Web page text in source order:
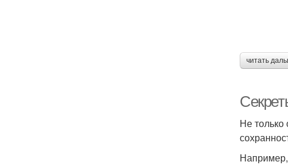
читать
Не только